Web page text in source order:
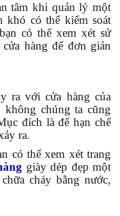
tâm khi quản lý một
khó có thể kiểm soát
có thể xem xét sử
hàng để đơn giản
ra với cửa hàng của
chúng ta cũng
đích là để hạn chế
ra.
có thể xem xét trang
giày dép đẹp một
cháy bằng nước,